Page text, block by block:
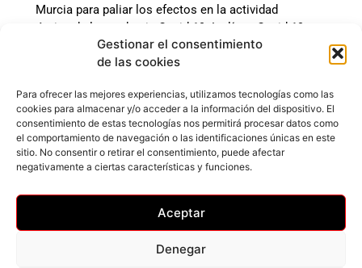
Gestionar el consentimiento
de las cookies
Para ofrecer las mejores experiencias, utilizamos tecnologías como las
cookies para almacenar y/o acceder a la información del dispositivo. El
consentimiento de estas tecnologías nos permitirá procesar datos como
el comportamiento de navegación o las identificaciones únicas en este
sitio. No consentir o retirar el consentimiento, puede afectar
negativamente a ciertas características y funciones.
Aceptar
Denegar
Murcia para paliar los efectos en la actividad
económica de la pandemia Covid-19. La línea Covid-19
coste cero cofinanciada por la unión europea.
Expediente: 2020.07.COSI.0483
Web desarrollada gracias al Programa Kit Digital
Cofinanciado por los Fondos Next Generation (EU) del